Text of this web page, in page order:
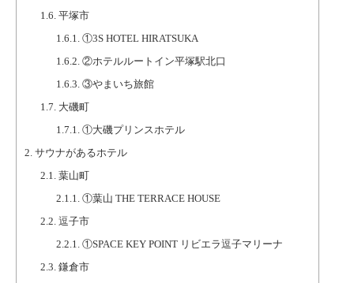
1.6.平塚市
1.6.1.①3S HOTEL HIRATSUKA
1.6.2.②ホテルルートイン平塚駅北口
1.6.3.③やまいち旅館
1.7.大磯町
1.7.1.①大磯プリンスホテル
2. サウナがあるホテル
2.1.葉山町
2.1.1.①葉山 THE TERRACE HOUSE
2.2.逗子市
2.2.1.①SPACE KEY POINT リビエラ逗子マリーナ
2.3.鎌倉市